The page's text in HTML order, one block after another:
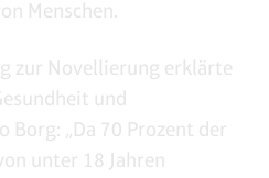
Menschen.
zur Novellierung erklärte
und
Borg: „Da 70 Prozent der
unter 18 Jahren